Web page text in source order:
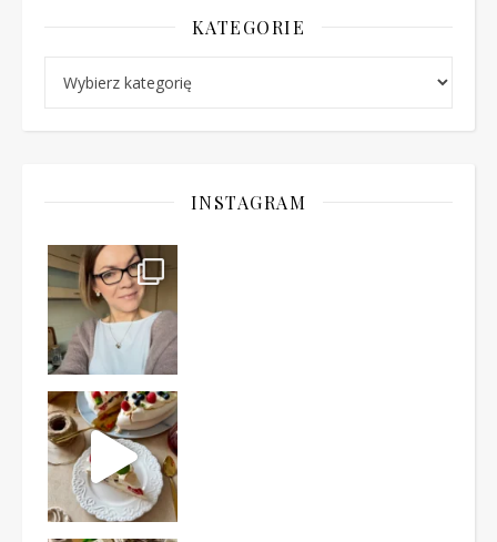
KATEGORIE
INSTAGRAM